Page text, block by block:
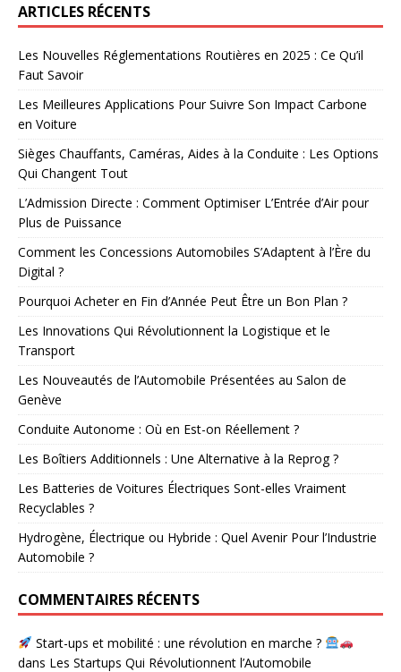
ARTICLES RÉCENTS
Les Nouvelles Réglementations Routières en 2025 : Ce Qu’il
Faut Savoir
Les Meilleures Applications Pour Suivre Son Impact Carbone
en Voiture
Sièges Chauffants, Caméras, Aides à la Conduite : Les Options
Qui Changent Tout
L’Admission Directe : Comment Optimiser L’Entrée d’Air pour
Plus de Puissance
Comment les Concessions Automobiles S’Adaptent à l’Ère du
Digital ?
Pourquoi Acheter en Fin d’Année Peut Être un Bon Plan ?
Les Innovations Qui Révolutionnent la Logistique et le
Transport
Les Nouveautés de l’Automobile Présentées au Salon de
Genève
Conduite Autonome : Où en Est-on Réellement ?
Les Boîtiers Additionnels : Une Alternative à la Reprog ?
Les Batteries de Voitures Électriques Sont-elles Vraiment
Recyclables ?
Hydrogène, Électrique ou Hybride : Quel Avenir Pour l’Industrie
Automobile ?
COMMENTAIRES RÉCENTS
Start-ups et mobilité : une révolution en marche ?
dans Les Startups Qui Révolutionnent l’Automobile